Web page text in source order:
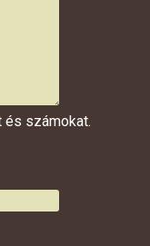
és számokat.